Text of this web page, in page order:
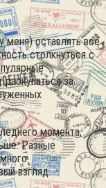
меня) оставлять всё
столкнуться с
за
момента,
Разные
взгляд.